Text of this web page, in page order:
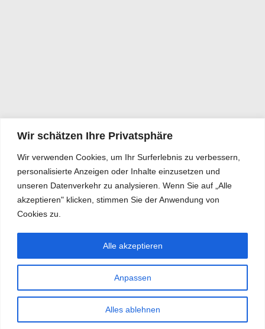
Wir schätzen Ihre Privatsphäre
Wir verwenden Cookies, um Ihr Surferlebnis zu verbessern,
personalisierte Anzeigen oder Inhalte einzusetzen und
unseren Datenverkehr zu analysieren. Wenn Sie auf „Alle
akzeptieren" klicken, stimmen Sie der Anwendung von
Cookies zu.
Anpassen
Alles ablehnen
Alle akzeptieren